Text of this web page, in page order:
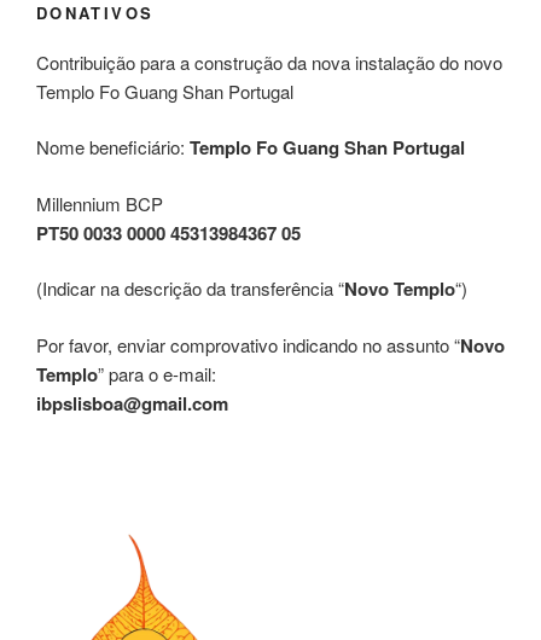
DONATIVOS
Contribuição para a construção da nova instalação do novo
Templo Fo Guang Shan Portugal
Nome beneficiário: Templo Fo Guang Shan Portugal
Millennium BCP
PT50 0033 0000 45313984367 05
(Indicar na descrição da transferência “Novo Templo“)
Por favor, enviar comprovativo indicando no assunto “Novo
Templo” para o e-mail:
ibpslisboa@gmail.com